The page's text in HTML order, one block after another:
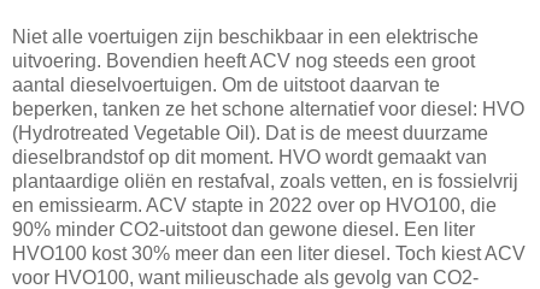
Niet alle voertuigen zijn beschikbaar in een elektrische
uitvoering. Bovendien heeft ACV nog steeds een groot
aantal dieselvoertuigen. Om de uitstoot daarvan te
beperken, tanken ze het schone alternatief voor diesel: HVO
(Hydrotreated Vegetable Oil). Dat is de meest duurzame
dieselbrandstof op dit moment. HVO wordt gemaakt van
plantaardige oliën en restafval, zoals vetten, en is fossielvrij
en emissiearm. ACV stapte in 2022 over op HVO100, die
90% minder CO2-uitstoot dan gewone diesel. Een liter
HVO100 kost 30% meer dan een liter diesel. Toch kiest ACV
voor HVO100, want milieuschade als gevolg van CO2-